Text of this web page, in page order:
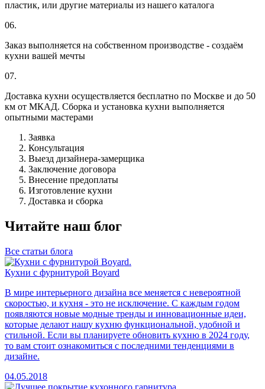
пластик, или другие материалы из нашего каталога
06.
Заказ выполняется на собственном производстве - создаём
кухни вашей мечты
07.
Доставка кухни осуществляется бесплатно по Москве и до 50
км от МКАД. Сборка и установка кухни выполняется
опытными мастерами
Заявка
Консультация
Выезд дизайнера-замерщика
Заключение договора
Внесение предоплаты
Изготовление кухни
Доставка и сборка
Читайте наш блог
Все статьи блога
Кухни с фурнитурой Boyard
В мире интерьерного дизайна все меняется с невероятной
скоростью, и кухня - это не исключение. С каждым годом
появляются новые модные тренды и инновационные идеи,
которые делают нашу кухню функциональной, удобной и
стильной. Если вы планируете обновить кухню в 2024 году,
то вам стоит ознакомиться с последними тенденциями в
дизайне.
04.05.2018